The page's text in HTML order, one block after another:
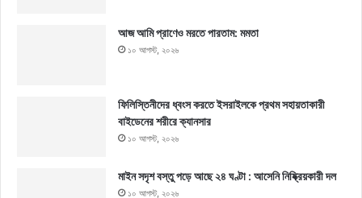
আজ আমি প্রাণেও মরতে পারতাম: মমতা
১০ আগস্ট, ২০২৬
ফিলিস্তিনীদের ধ্বংস করতে ইসরাইলকে প্রথম সহায়তাকারী
বাইডেনের শরীরে ক্যানসার
১০ আগস্ট, ২০২৬
মাইন সদৃশ বস্তু পড়ে আছে ২৪ ঘণ্টা : আসেনি নিষ্ক্রিয়কারী দল
১০ আগস্ট, ২০২৬